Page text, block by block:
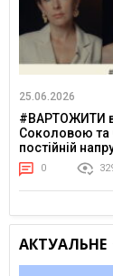
25.06.2026
#ВАРТОЖИТИ
Соколовою та
постійній
0
АКТУАЛЬНЕ